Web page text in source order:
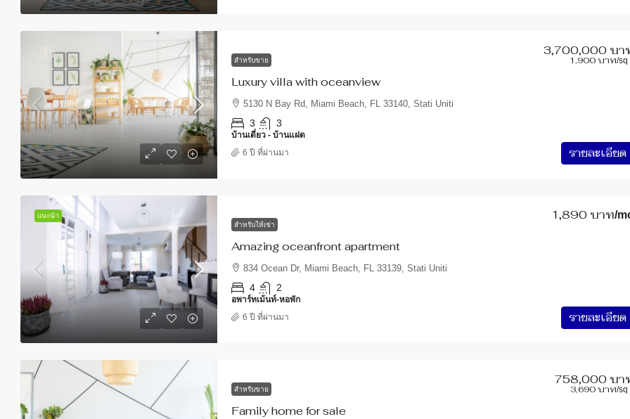
สำหรับขาย
Luxury villa with oceanview
3,700,000 บา
1,900 บาท/sq
5130 N Bay Rd, Miami Beach, FL 33140, Stati Uniti
3 3
บ้านเดี่ยว - บ้านแฝด
รายละเอียด
6 ปี ที่ผ่านมา
แนะนำ
สำหรับให้เช่า
Amazing oceanfront apartment
1,890 บาท/
834 Ocean Dr, Miami Beach, FL 33139, Stati Uniti
4 2
อพาร์ทเม้นท์-หอพัก
รายละเอียด
6 ปี ที่ผ่านมา
สำหรับขาย
Family home for sale
758,000 บา
3,690 บาท/sq
870,000 บาท
1,500 บาท/sq ft
Luxury family home
1817 W 80th St, Chicago, IL 60620, USA
4 3
บ้านเดี่ยว - บ้านแฝด